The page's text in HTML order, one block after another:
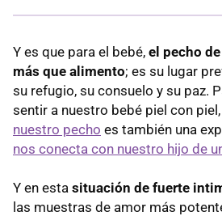
Y es que para el bebé, el pecho
más que alimento; es su lugar
su refugio, su consuelo y su paz.
sentir a nuestro bebé piel con piel,
nuestro pecho es también una
nos conecta con nuestro hijo de
Y en esta situación de fuerte
las muestras de amor más